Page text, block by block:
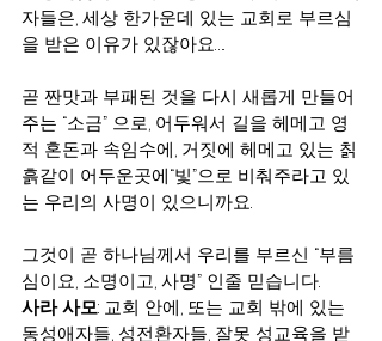
자들은, 세상 한가운데 있는 교회로 부르심
을 받은 이유가 있잖아요….
곧 짠맛과 부패된 것을 다시 새롭게 만들어
주는 “소금” 으로, 어두워서 길을 헤메고 영
적 혼돈과 속임수에, 거짓에 헤메고 있는 칡
흙같이 어두운곳에“빛”으로 비춰주라고 있
는 우리의 사명이 있으니까요.
그것이 곧 하나님께서 우리를 부르신 “부름
심이요, 소명이고, 사명” 인줄 믿습니다.
사라 사모: 교회 안에, 또는 교회 밖에 있는
동성애자들, 성전환자들, 잘못 성교육을 받